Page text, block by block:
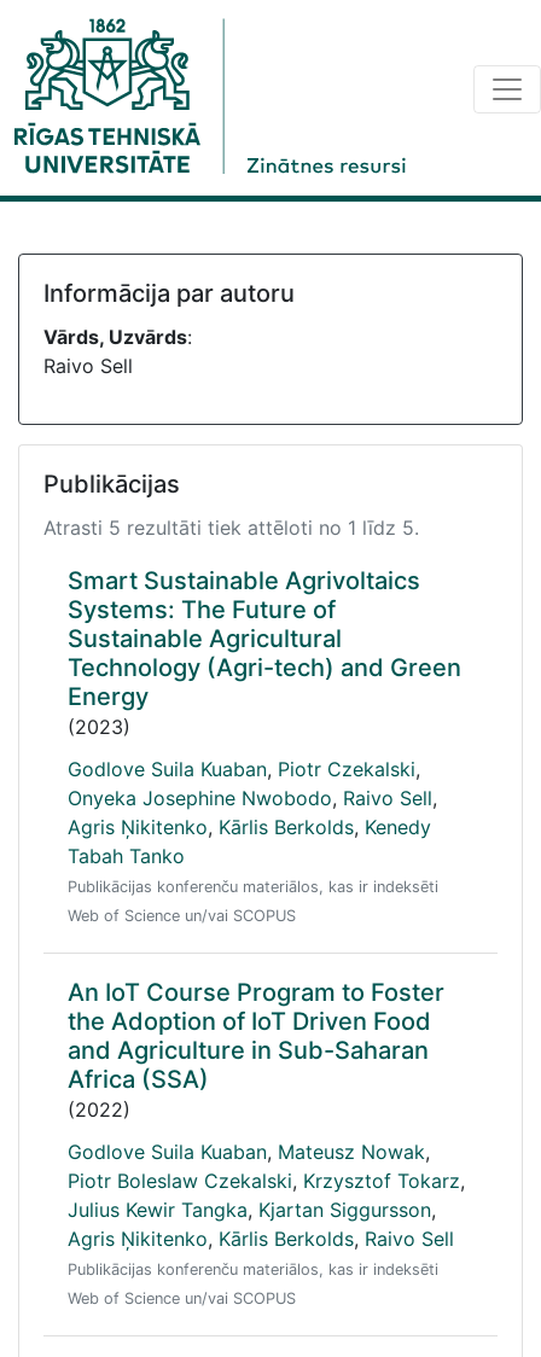
Informācija par autoru
Vārds, Uzvārds:
Raivo Sell
Publikācijas
Atrasti 5 rezultāti tiek attēloti no 1 līdz 5.
Smart Sustainable Agrivoltaics
Systems: The Future of
Sustainable Agricultural
Technology (Agri-tech) and Green
Energy
(2023)
Godlove Suila Kuaban, Piotr Czekalski,
Onyeka Josephine Nwobodo, Raivo Sell,
Agris Ņikitenko, Kārlis Berkolds, Kenedy
Tabah Tanko
Publikācijas konferenču materiālos, kas ir indeksēti
Web of Science un/vai SCOPUS
An IoT Course Program to Foster
the Adoption of IoT Driven Food
and Agriculture in Sub-Saharan
Africa (SSA)
(2022)
Godlove Suila Kuaban, Mateusz Nowak,
Piotr Boleslaw Czekalski, Krzysztof Tokarz,
Julius Kewir Tangka, Kjartan Siggursson,
Agris Ņikitenko, Kārlis Berkolds, Raivo Sell
Publikācijas konferenču materiālos, kas ir indeksēti
Web of Science un/vai SCOPUS